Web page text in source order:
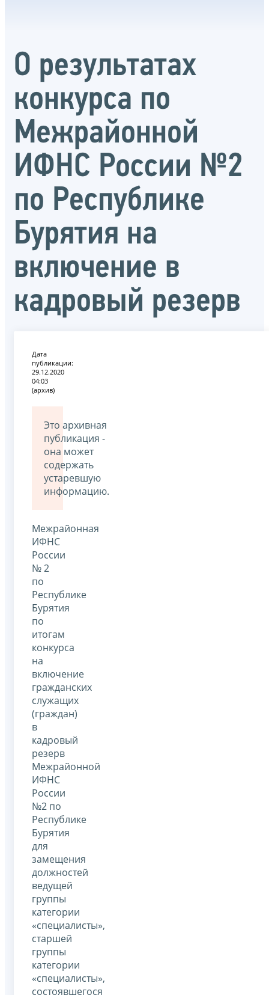
О результатах
конкурса по
Межрайонной
ИФНС России №2
по Республике
Бурятия на
включение в
кадровый резерв
Дата
публикации:
29.12.2020
04:03
(архив)
Это архивная
публикация -
она может
содержать
устаревшую
информацию.
Межрайонная
ИФНС
России
№ 2
по
Республике
Бурятия
по
итогам
конкурса
на
включение
гражданских
служащих
(граждан)
в
кадровый
резерв
Межрайонной
ИФНС
России
№2 по
Республике
Бурятия
для
замещения
должностей
ведущей
группы
категории
«специалисты»,
старшей
группы
категории
«специалисты»,
состоявшегося